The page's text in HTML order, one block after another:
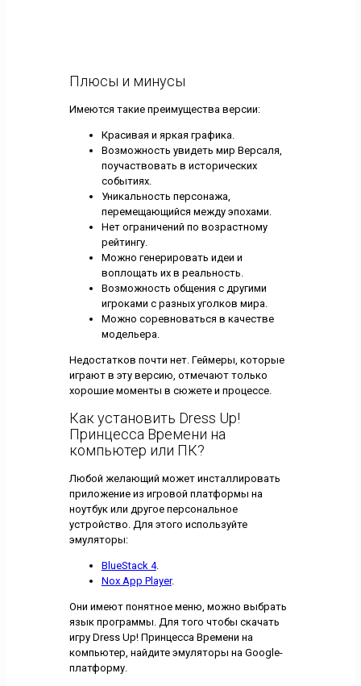
Плюсы и минусы
Имеются такие преимущества версии:
Красивая и яркая графика.
Возможность увидеть мир Версаля,
поучаствовать в исторических
событиях.
Уникальность персонажа,
перемещающийся между эпохами.
Нет ограничений по возрастному
рейтингу.
Можно генерировать идеи и
воплощать их в реальность.
Возможность общения с другими
игроками с разных уголков мира.
Можно соревноваться в качестве
модельера.
Недостатков почти нет. Геймеры, которые
играют в эту версию, отмечают только
хорошие моменты в сюжете и процессе.
Как установить Dress Up!
Принцесса Времени на
компьютер или ПК?
Любой желающий может инсталлировать
приложение из игровой платформы на
ноутбук или другое персональное
устройство. Для этого используйте
эмуляторы:
BlueStack 4.
Nox App Player.
Они имеют понятное меню, можно выбрать
язык программы. Для того чтобы скачать
игру Dress Up! Принцесса Времени на
компьютер, найдите эмуляторы на Google-
платформу.